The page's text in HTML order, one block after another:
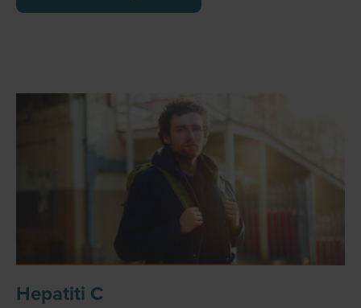
Hepatiti C